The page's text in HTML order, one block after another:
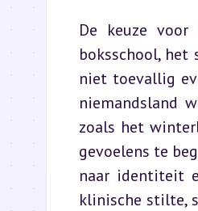
De keuze
boksschool,
niet toevallig
niemandsland
zoals het
gevoelens te
naar identiteit
klinische stilte,